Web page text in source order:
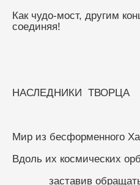
Как чудо-мост, другим
соединяя!
НАСЛЕДНИКИ  ТВОРЦА
Мир из бесформенного
Вдоль их космических
заставив